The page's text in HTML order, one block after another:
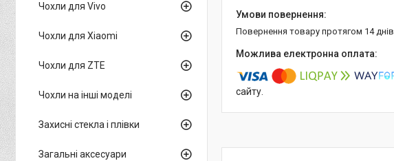
повернення товару протягом 14 днів
сайту.
Чохли для Vivo
Чохли для Xiaomi
Чохли для ZTE
Чохли на інші моделі
Захисні стекла і плівки
Загальні аксесуари